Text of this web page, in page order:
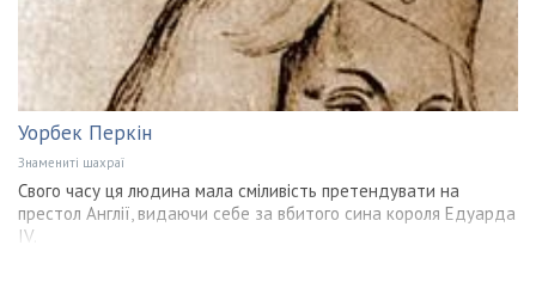
Уорбек Перкін
Знамениті шахраї
Свого часу ця людина мала сміливість претендувати на
престол Англії, видаючи себе за вбитого сина короля Едуарда
IV.